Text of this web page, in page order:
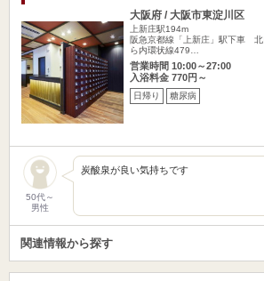
大阪府 / 大阪市東淀川区
上新庄駅194m
阪急京都線「上新庄」駅下車
ら内環状線479…
営業時間 10:00～27:00
入浴料金 770円～
日帰り 糖尿病
50代～
男性
炭酸泉が良い気持ちです
関連情報から探す